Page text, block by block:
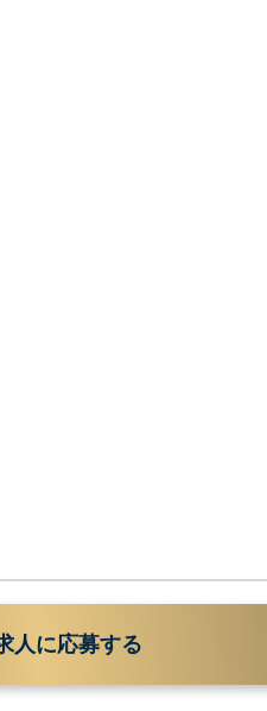
人に応募する